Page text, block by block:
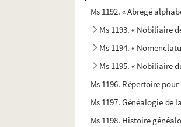
Ms 1192. « Abrégé
Ms 1193. « Nobiliaire
Ms 1194. «
Ms 1195. « Nobiliaire
Ms 1196. Répertoire
Ms 1197. Généalogie de
Ms 1198. Histoire